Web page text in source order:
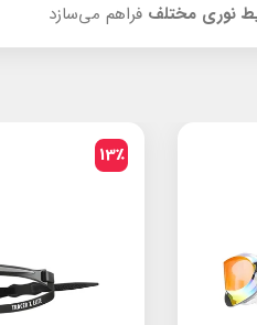
نوری مختلف فراهم می‌سازد
13٪